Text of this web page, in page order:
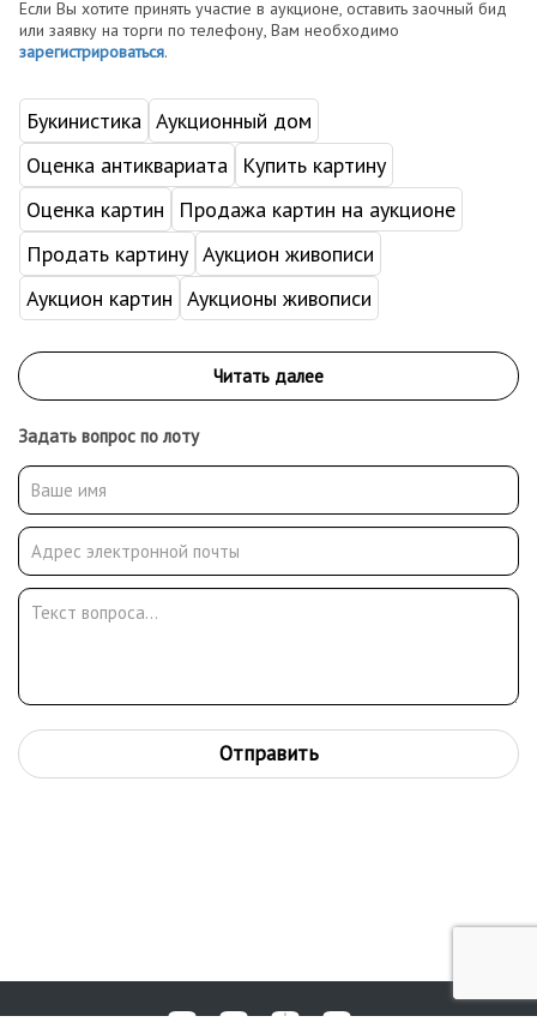
Если Вы хотите принять участие в аукционе, оставить заочный бид
или заявку на торги по телефону, Вам необходимо
зарегистрироваться.
Букинистика Аукционный дом
Оценка антиквариата
Купить картину
Оценка картин
Продажа картин на аукционе
Продать картину Аукцион живописи
Аукцион картин Аукционы живописи
Задать вопрос по лоту
Отправить